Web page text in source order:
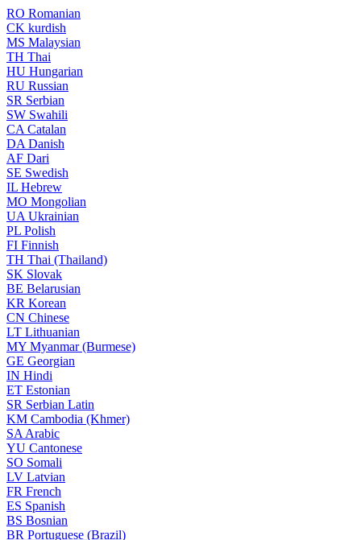
RO Romanian
CK kurdish
MS Malaysian
TH Thai
HU Hungarian
RU Russian
SR Serbian
SW Swahili
CA Catalan
DA Danish
AF Dari
SE Swedish
IL Hebrew
MO Mongolian
UA Ukrainian
PL Polish
FI Finnish
TH Thai (Thailand)
SK Slovak
BE Belarusian
KR Korean
CN Chinese
LT Lithuanian
MY Myanmar (Burmese)
GE Georgian
IN Hindi
ET Estonian
SR Serbian Latin
KM Cambodia (Khmer)
SA Arabic
YU Cantonese
SO Somali
LV Latvian
FR French
ES Spanish
BS Bosnian
BR Portuguese (Brazil)